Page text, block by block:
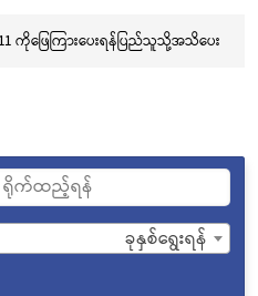
ကိုဖြေကြားပေးရန်ပြည်သူသို့အသိပေး
ခုနှစ်ရွေးရန်